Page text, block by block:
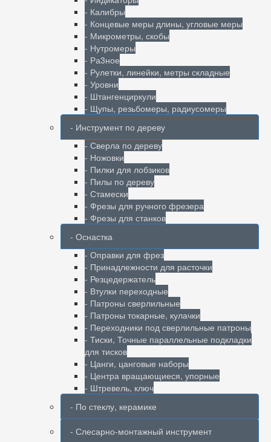
- Калибры
- Концевые меры длины, угловые меры
- Микрометры, скобы
- Нутромеры
- Ра3ное
- Рулетки, линейки, метры складные
- Уровни
- Штангенциркули
- Щупы, резьбомеры, радиусомеры
- Инструмент по дереву
- Сверла по дереву
- Ножовки
- Пилки для лобзиков
- Пилы по дереву
- Стамески
- Фрезы для ручного фрезера
- Фрезы для станков
- Оснастка
- Оправки для фрез
- Принадлежности для расточки
- Резцедержатель
- Втулки переходные
- Патроны сверлильные
- Патроны токарные, кулачки
- Переходники под сверлильные патроны
- Тиски, Точные параллельные подкладки
для тисков
- Цанги, цанговые наборы
- Центра вращающиеся, упорные
- Штревель, ключ
- По стеклу, керамике
- Слесарно-монтажный инструмент